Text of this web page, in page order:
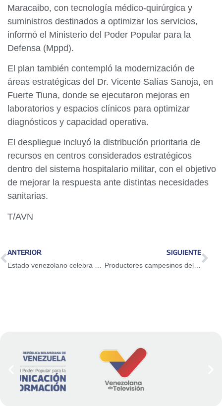
Maracaibo, con tecnología médico-quirúrgica y
suministros destinados a optimizar los servicios,
informó el Ministerio del Poder Popular para la
Defensa (Mppd).
El plan también contempló la modernización de
áreas estratégicas del Dr. Vicente Salías Sanoja, en
Fuerte Tiuna, donde se ejecutaron mejoras en
laboratorios y espacios clínicos para optimizar
diagnósticos y capacidad operativa.
El despliegue incluyó la distribución prioritaria de
recursos en centros considerados estratégicos
dentro del sistema hospitalario militar, con el objetivo
de mejorar la respuesta ante distintas necesidades
sanitarias.
T/AVN
ANTERIOR
Estado venezolano celebra 17 años de relaciones diplomáticas con Palestina
SIGUIENTE
Productores campesinos del estado Mérida se unen por una Venezuela sin Sanciones y en Paz